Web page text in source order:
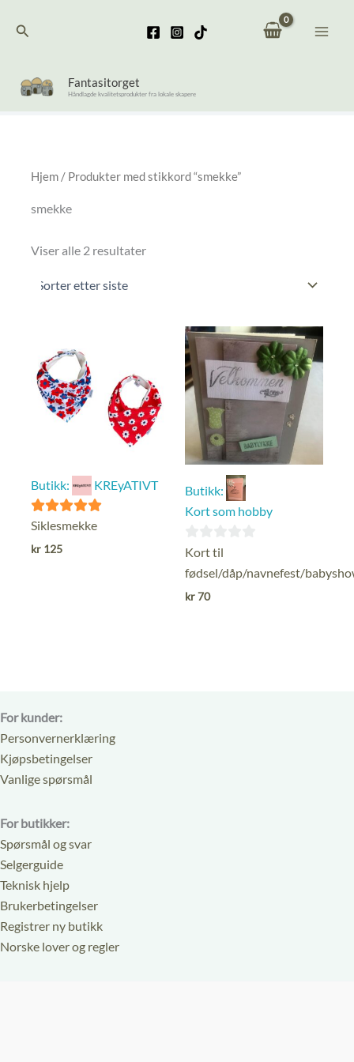
rettSøk
Fantasitorget
Håndlagde kvalitetsprodukter fra lokale skapere
Hjem / Produkter med stikkord “smekke”
smekke
Viser alle 2 resultaterSortert
Butikk: KREyATIVT
5
ut av 5
Siklesmekke
kr 125
Butikk:
Kort som hobby
0
ut
av
Kort til
fødsel/dåp/navnefest/
kr70
For kunder:
Personvernerklæring
Kjøpsbetingelser
Vanlige spørsmål
For butikker:
Spørsmål og svar
Selgerguide
Teknisk hjelp
Brukerbetingelser
Registrer ny butikk
Norske lover og regler